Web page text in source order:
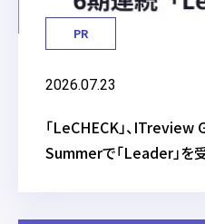
PR
2026.07.23
「LeCHECK」、
Summerで「Leader」を